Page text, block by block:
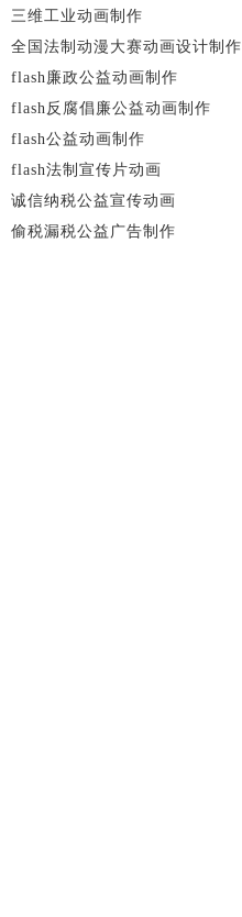
三维工业动画制作
全国法制动漫大赛动画设计制作
flash廉政公益动画制作
flash反腐倡廉公益动画制作
flash公益动画制作
flash法制宣传片动画
诚信纳税公益宣传动画
偷税漏税公益广告制作